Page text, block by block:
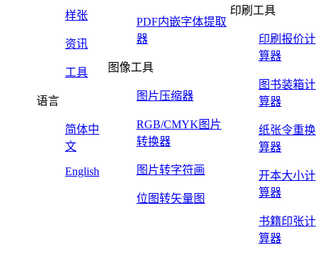
样张
资讯
工具
语言
简体中
文
English
PDF内嵌字体提取
器
图像工具
图片压缩器
RGB/CMYK图片
转换器
图片转字符画
位图转矢量图
印刷工具
印刷报价计
算器
图书装箱计
算器
纸张令重换
算器
开本大小计
算器
书籍印张计
算器